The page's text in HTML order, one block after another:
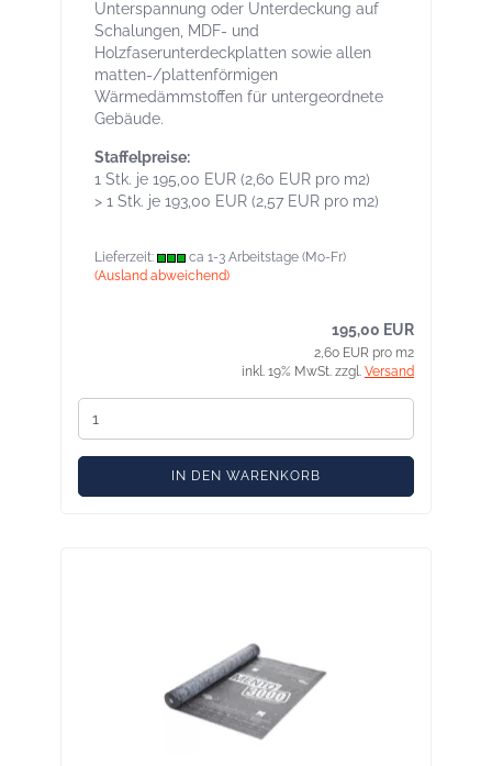
Unterspannung oder Unterdeckung auf
Schalungen, MDF- und
Holzfaserunterdeckplatten sowie allen
matten-/plattenförmigen
Wärmedämmstoffen für untergeordnete
Gebäude.
Staffelpreise:
1 Stk. je 195,00 EUR (2,60 EUR pro m2)
> 1 Stk. je 193,00 EUR (2,57 EUR pro m2)
Lieferzeit:
ca 1-3 Arbeitstage (Mo-Fr)
(Ausland abweichend)
195,00 EUR
2,60 EUR pro m2
inkl. 19% MwSt. zzgl. Versand
IN DEN WARENKORB